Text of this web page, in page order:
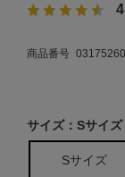
商品番号
サイズ：Sサイズ
Sサイズ